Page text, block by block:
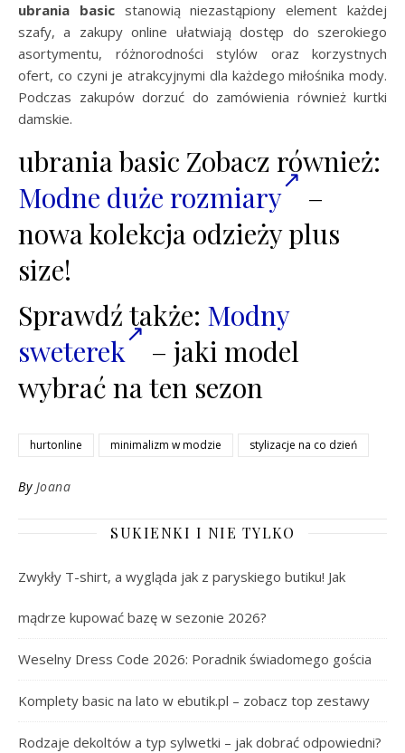
ubrania basicstanowią niezastąpiony element każdej
szafy, a zakupy online ułatwiają dostęp do szerokiego
asortymentu, różnorodności stylów oraz korzystnych
ofert, co czyni je atrakcyjnymi dla każdego miłośnika mody.
Podczas zakupów dorzuć do zamówienia również kurtki
damskie.
ubrania basic Zobacz również:
Modne duże rozmiary
–
nowa kolekcja odzieży plus
size!
Sprawdź także: Modny
sweterek
– jaki model
wybrać na ten sezon
hurtonline minimalizm w modzie stylizacje na co dzień
By Joana
SUKIENKI I NIE TYLKO
Zwykły T-shirt, a wygląda jak z paryskiego butiku! Jak
mądrze kupować bazę w sezonie 2026?
Weselny Dress Code 2026: Poradnik świadomego gościa
Komplety basic na lato w ebutik.pl – zobacz top zestawy
Rodzaje dekoltów a typ sylwetki – jak dobrać odpowiedni?